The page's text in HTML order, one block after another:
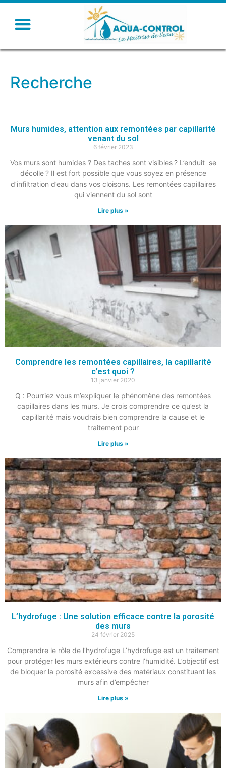
Recherche
Murs humides, attention aux remontées par capillarité
venant du sol
6 février 2023
Vos murs sont humides ? Des taches sont visibles ? L’enduit se
décolle ? Il est fort possible que vous soyez en présence
d’infiltration d’eau dans vos cloisons. Les remontées capillaires
qui viennent du sol sont
Lire plus »
Comprendre les remontées capillaires, la capillarité
c’est quoi ?
13 janvier 2020
Q : Pourriez vous m’expliquer le phénomène des remontées
capillaires dans les murs. Je crois comprendre ce qu’est la
capillarité mais voudrais bien comprendre la cause et le
traitement pour
Lire plus »
L’hydrofuge : Une solution efficace contre la porosité
des murs
24 février 2025
Comprendre le rôle de l’hydrofuge L’hydrofuge est un traitement
pour protéger les murs extérieurs contre l’humidité. L’objectif est
de bloquer la porosité excessive des matériaux constituant les
murs afin d’empêcher
Lire plus »